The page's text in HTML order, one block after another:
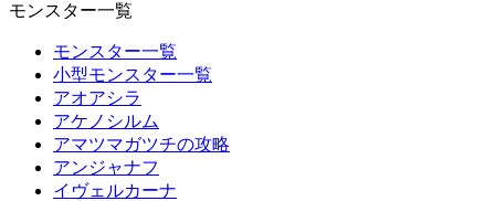
モンスター一覧
モンスター一覧
小型モンスター一覧
アオアシラ
アケノシルム
アマツマガツチの攻略
アンジャナフ
イヴェルカーナ